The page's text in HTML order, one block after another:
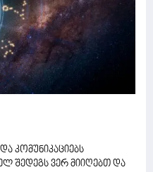
კომუნიკაციებს
შედეგს ვერ მიიღებთ და